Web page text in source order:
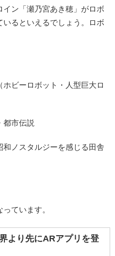
ン「瀬乃宮あき穂」がロボ
いるといえるでしょう。ロボ
ホビーロボット・人型巨大ロ
都市伝説
和ノスタルジーを感じる田舎
ています。
より先にARアプリを登